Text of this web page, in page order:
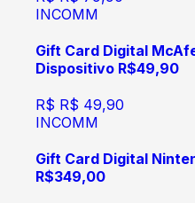
INCOMM
Gift Card Digital
Dispositivo R$49,90
R$ R$ 49,90
INCOMM
Gift Card Digital
R$349,00